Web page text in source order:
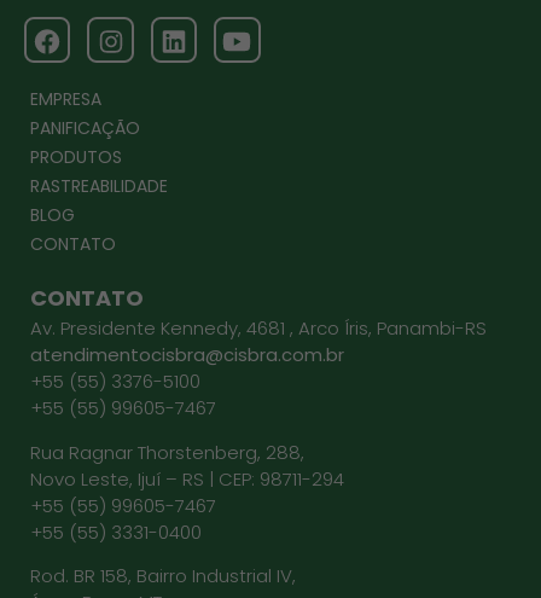
EMPRESA
PANIFICAÇÃO
PRODUTOS
RASTREABILIDADE
BLOG
CONTATO
CONTATO
Av. Presidente Kennedy, 4681 , Arco Íris, Panambi-RS
atendimentocisbra@cisbra.com.br
+55 (55) 3376-5100
+55 (55) 99605-7467
Rua Ragnar Thorstenberg, 288,
Novo Leste, Ijuí – RS | CEP: 98711-294
+55 (55) 99605-7467
+55 (55) 3331-0400
Rod. BR 158, Bairro Industrial IV,